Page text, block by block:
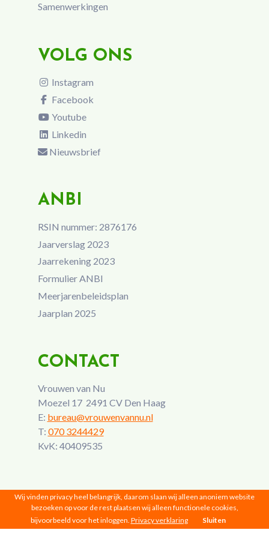
Samenwerkingen
VOLG ONS
Instagram
Facebook
Youtube
Linkedin
Nieuwsbrief
ANBI
RSIN nummer: 2876176
Jaarverslag 2023
Jaarrekening 2023
Formulier ANBI
Meerjarenbeleidsplan
Jaarplan 2025
CONTACT
Vrouwen van Nu
Moezel 17 2491 CV Den Haag
E: bureau@vrouwenvannu.nl
T: 070 3244429
KvK: 40409535
Vrouwen van Nu © 2026 |Privacy|Disclaimer
Wij vinden privacy heel belangrijk, daarom slaan wij alleen anoniem website
bezoeken op voor de rest plaatsen wij alleen functionele cookies,
bijvoorbeeld voor het inloggen. Privacy verklaring Sluiten